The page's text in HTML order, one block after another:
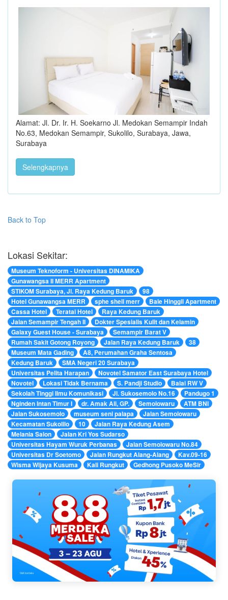
Alamat: Jl. Dr. Ir. H. Soekarno Jl. Medokan Semampir Indah
No.63, Medokan Semampir, Sukolilo, Surabaya, Jawa,
Surabaya
Selengkapnya
Back to Top
Lokasi Sekitar:
Museum Teknoform - Universitas DINAMIKA
Gunawangsa II MERR Apartment
STIKOM Surabaya, Jl. Raya Kedung Baruk
98
Hotel Gunawangsa MERR
sphe shell merr
Bale Hinggil Apartment
Cassa Hotel
Teratai Hotel
Raya Kedung Baruk
Jalan Semampir Tengah II
Dokter Spesialis Kulit dan Kelamin
Galaxy Guest House - Surabaya
Semampir Barat V
Rumah Sakit Gotong Royong
Jalan Raya Kedung Baruk
38
Museum Mata Gading
A8, Perumahan Graha Sentosa
Kedung Baruk
SMA Negeri 20 Surabaya
Universitas Pelita Harapan
Novotel Samator East Surabaya Hotel
Novotel
Lokasi Tidak Bernama S. Pandji Studio
Balai RW V
Sekolah Tinggi Ilmu Komunikasi
Jl. Sukosemolo No.16
Pandugo 1
Nginden Intan Timur I
dr. Amak Ali, GP. Semolowaru
ATM BNI
Jalan Sukosemolo
museum seni palapa
Jalan Semolowaru
Kecamatan Sukolilo
10
Jalan Raya Kedung Asem
Melania Salon
Jalan Kri Yos Sudarso
Universitas Hayam Wuruk Perbanas
Jalan Semolowaru No.84
Universitas Dr Soetomo
Jalan Rungkut Alang-Alang
Kav.09-16
Wisma Wijaya Kusuma
Kali Rungkut Gedhong Pusoko MeSir